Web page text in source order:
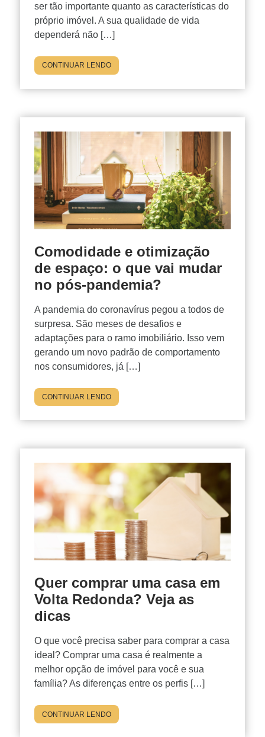
ser tão importante quanto as características do
próprio imóvel. A sua qualidade de vida
dependerá não […]
CONTINUAR LENDO
Comodidade e otimização
de espaço: o que vai mudar
no pós-pandemia?
A pandemia do coronavírus pegou a todos de
surpresa. São meses de desafios e
adaptações para o ramo imobiliário. Isso vem
gerando um novo padrão de comportamento
nos consumidores, já […]
CONTINUAR LENDO
Quer comprar uma casa em
Volta Redonda? Veja as
dicas
O que você precisa saber para comprar a casa
ideal? Comprar uma casa é realmente a
melhor opção de imóvel para você e sua
família? As diferenças entre os perfis […]
CONTINUAR LENDO